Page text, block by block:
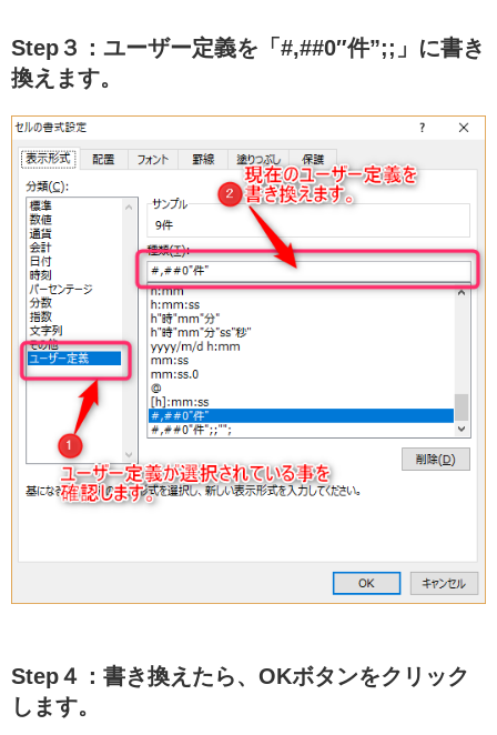
Step３：ユーザー定義を「#,##0″件”;;」に書き
換えます。
Step４：書き換えたら、OKボタンをクリック
します。